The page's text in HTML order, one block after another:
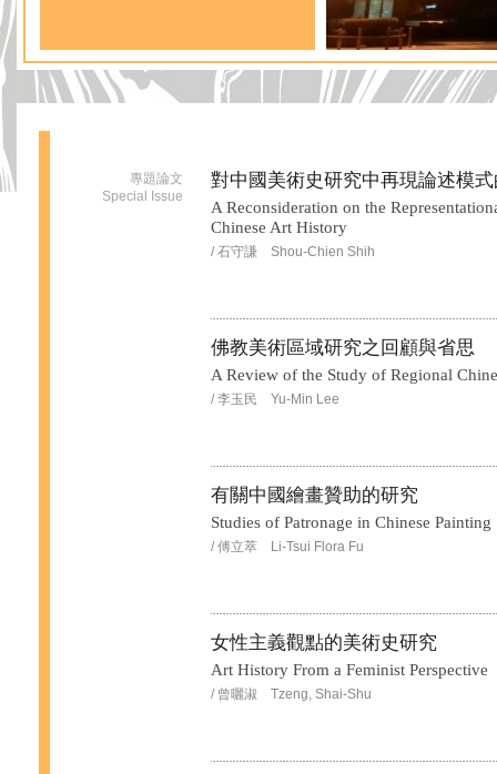
專題論文
Special Issue
對中國美術史研究中再現論述模
A Reconsideration on the
Chinese Art History
/ 石守謙 Shou-Chien Shih
佛教美術區域研究之回顧與省思
A Review of the Study of Regional
/ 李玉民 Yu-Min Lee
有關中國繪畫贊助的研究
Studies of Patronage in Chinese Painting
/ 傅立萃 Li-Tsui Flora Fu
女性主義觀點的美術史研究
Art History From a Feminist Perspective
/ 曾曬淑 Tzeng, Shai-Shu